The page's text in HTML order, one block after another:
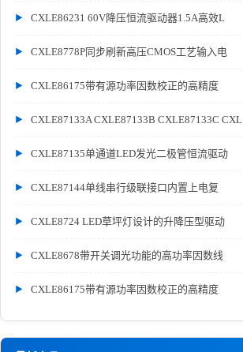
CXLE86231 60V降压恒流驱动器1.5A高效L
CXLE8778P同步刷新高压CMOS工艺输入电
CXLE86175带有源功率因数校正的高精度
CXLE87133A CXLE87133B CXLE87133C CXL
CXLE87135单通道LED发光二极管恒流驱动
CXLE87144单线串行级联接口内置上电复
CXLE8724 LED草坪灯设计的升降压型驱动
CXLE8678带开关调光功能的高功率因数线
CXLE86175带有源功率因数校正的高精度